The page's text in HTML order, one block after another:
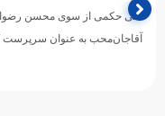
طی حکمی از سوی محسن
آقاجان‌محب به عنوان سرپرست